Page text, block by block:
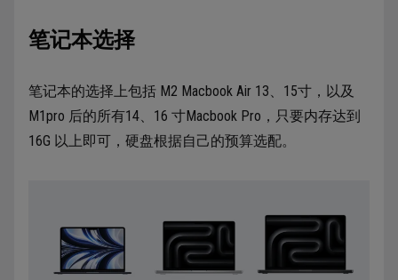
笔记本选择
笔记本的选择上包括 M2 Macbook Air 13、15寸，以及
M1pro 后的所有14、16 寸Macbook Pro，只要内存达到
16G 以上即可，硬盘根据自己的预算选配。